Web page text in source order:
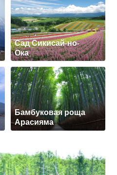
Сад Сикисай-но-
Ока
Бамбуковая роща
Арасияма